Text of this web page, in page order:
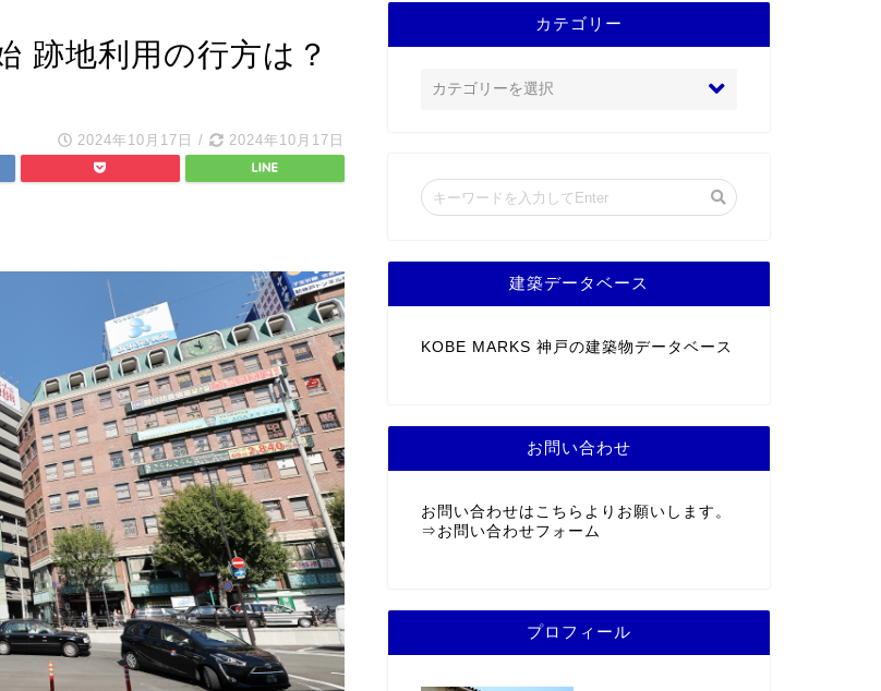
跡地利用の行方は？
2024年10月17日 / 2024年10月17日
カテゴリー
建築データベース
KOBE MARKS 神戸の建築物データベース
お問い合わせ
お問い合わせはこちらよりお願いします。
⇒ お問い合わせフォーム
プロフィール